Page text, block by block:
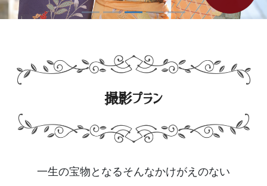
撮影プラン
一生の宝物となるそんなかけがえのない